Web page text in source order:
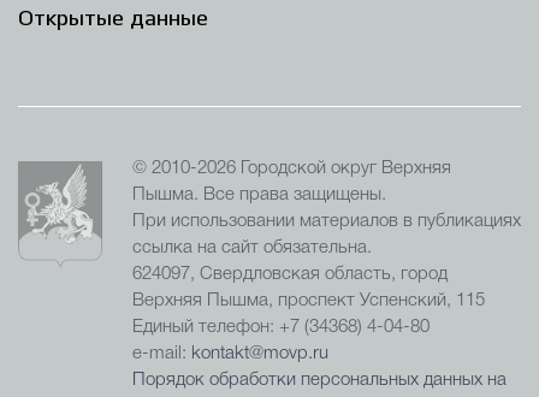
Открытые данные
© 2010-2026 Городской округ Верхняя
Пышма. Все права защищены.
При использовании материалов в публикациях
ссылка на сайт обязательна.
624097, Свердловская область, город
Верхняя Пышма, проспект Успенский, 115
Единый телефон: +7 (34368) 4-04-80
e-mail: kontakt@movp.ru
Порядок обработки персональных данных на